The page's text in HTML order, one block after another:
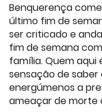
Benquerença
último fim de
ser criticado e
fim de semana
família. Quem aqui
sensação de
energúmenos a
ameaçar de morte